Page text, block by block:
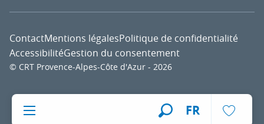
FR
© CRT Provence-Alpes-Côte d'Azur - 2026
ContactMentions légalesPolitique de confidentialité
AccessibilitéGestion du consentement